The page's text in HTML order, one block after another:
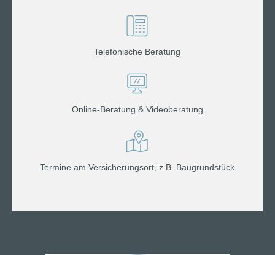
Telefonische Beratung
Online-Beratung & Videoberatung
Termine am Versicherungsort, z.B. Baugrundstück